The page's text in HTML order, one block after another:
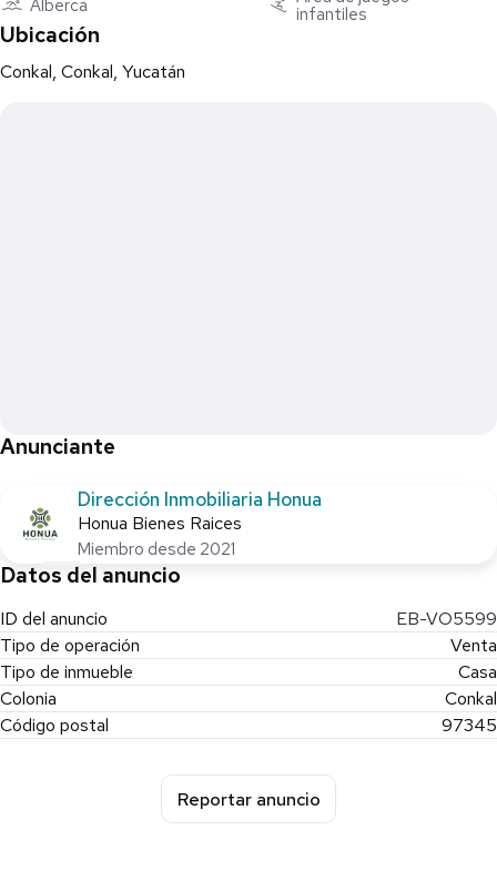
Se aceptan créditos bancarios, infonavit, cofinavit
Alberca
infantiles
Ubicación
Conkal, Conkal, Yucatán
Anunciante
Dirección Inmobiliaria Honua
Honua Bienes Raices
Miembro desde 2021
Datos del anuncio
ID del anuncio
EB-VO5599
Tipo de operación
Venta
Tipo de inmueble
Casa
Colonia
Conkal
Código postal
97345
Reportar anuncio